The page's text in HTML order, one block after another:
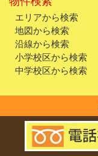
エリアから検索
地図から検索
沿線から検索
小学校区から検索
中学校区から検索